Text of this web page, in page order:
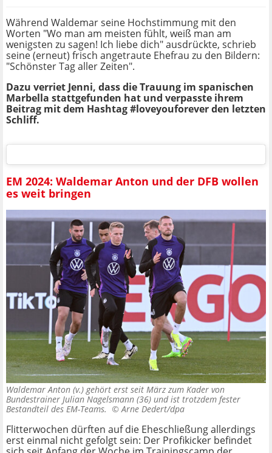
Während Waldemar seine Hochstimmung mit den
Worten "Wo man am meisten fühlt, weiß man am
wenigsten zu sagen! Ich liebe dich" ausdrückte, schrieb
seine (erneut) frisch angetraute Ehefrau zu den Bildern:
"Schönster Tag aller Zeiten".
Dazu verriet Jenni, dass die Trauung im spanischen
Marbella stattgefunden hat und verpasste ihrem
Beitrag mit dem Hashtag #loveyouforever den letzten
Schliff.
EM 2024: Waldemar Anton und der DFB wollen
es weit bringen
Waldemar Anton (v.) gehört erst seit März zum Kader von
Bundestrainer Julian Nagelsmann (36) und ist trotzdem fester
Bestandteil des EM-Teams. ©Arne Dedert/dpa
Flitterwochen dürften auf die Eheschließung allerdings
erst einmal nicht gefolgt sein: Der Profikicker befindet